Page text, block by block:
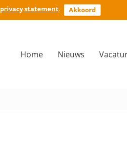
privacy statement.
Akkoord
Home Nieuws